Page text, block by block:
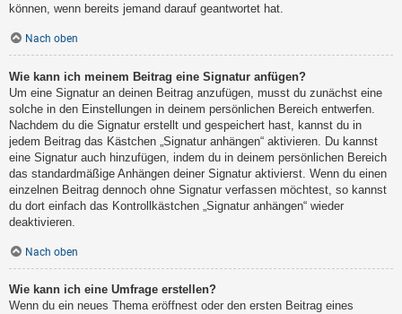
können, wenn bereits jemand darauf geantwortet hat.
Nach oben
Wie kann ich meinem Beitrag eine Signatur anfügen?
Um eine Signatur an deinen Beitrag anzufügen, musst du zunächst eine
solche in den Einstellungen in deinem persönlichen Bereich entwerfen.
Nachdem du die Signatur erstellt und gespeichert hast, kannst du in
jedem Beitrag das Kästchen „Signatur anhängen“ aktivieren. Du kannst
eine Signatur auch hinzufügen, indem du in deinem persönlichen Bereich
das standardmäßige Anhängen deiner Signatur aktivierst. Wenn du einen
einzelnen Beitrag dennoch ohne Signatur verfassen möchtest, so kannst
du dort einfach das Kontrollkästchen „Signatur anhängen“ wieder
deaktivieren.
Nach oben
Wie kann ich eine Umfrage erstellen?
Wenn du ein neues Thema eröffnest oder den ersten Beitrag eines